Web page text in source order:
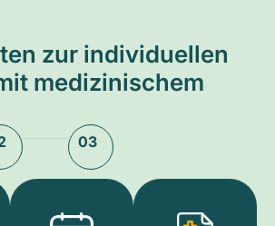
zur individuellen
medizinischem
03